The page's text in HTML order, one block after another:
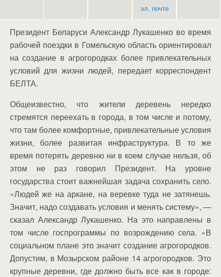
эл. почте
Президент Беларуси Александр Лукашенко во время
рабочей поездки в Гомельскую область ориентировал
на создание в агрогородках более привлекательных
условий для жизни людей, передает корреспондент
БЕЛТА.
Общеизвестно, что жители деревень нередко
стремятся переехать в города, в том числе и потому,
что там более комфортные, привлекательные условия
жизни, более развитая инфраструктура. В то же
время потерять деревню ни в коем случае нельзя, об
этом не раз говорил Президент. На уровне
государства стоит важнейшая задача сохранить село.
«Людей же на аркане, на веревке туда не затянешь.
Значит, надо создавать условия и менять систему», —
сказал Александр Лукашенко. На это направлены в
том числе госпрограммы по возрождению села. «В
социальном плане это значит создание агрогородков.
Допустим, в Мозырском районе 14 агрогородков. Это
крупные деревни, где должно быть все как в городе: